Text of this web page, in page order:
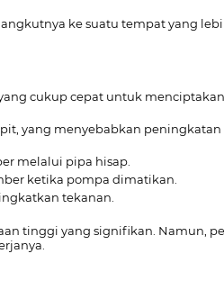
ke suatu tempat yang
cukup cepat untuk
yang menyebabkan peningkatan
melalui pipa hisap.
ketika pompa dimatikan.
tekanan.
tinggi yang signifikan. Namun,